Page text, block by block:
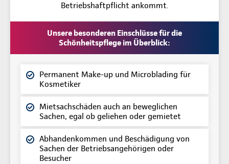
Betriebshaftpflicht ankommt.
Unsere besonderen Einschlüsse für die
Schönheitspflege im Überblick:
Permanent Make-up und Microblading für
Kosmetiker
Mietsachschäden auch an beweglichen
Sachen, egal ob geliehen oder gemietet
Abhandenkommen und Beschädigung von
Sachen der Betriebsangehörigen oder
Besucher